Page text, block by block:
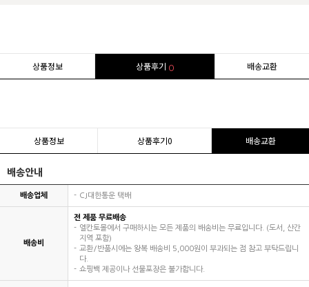
상품정보 상품후기 0 배송교환
상품정보 상품후기0 배송교환
배송안내
배송업체 CJ대한통운 택배
배송비
전 제품 무료배송
엘칸토몰에서 구매하시는 모든 제품의 배송비는 무료입니다. (도서, 산간
지역 포함)
교환/반품시에는 왕복 배송비 5,000원이 부과되는 점 참고 부탁드립니
다.
쇼핑백 제공이나 선물포장은 불가합니다.